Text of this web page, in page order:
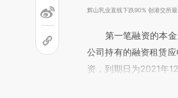
辉山乳业直线下跌90% 创港交所
第一笔融资的本金
公司持有的融资租赁
资，到期日为2021年12